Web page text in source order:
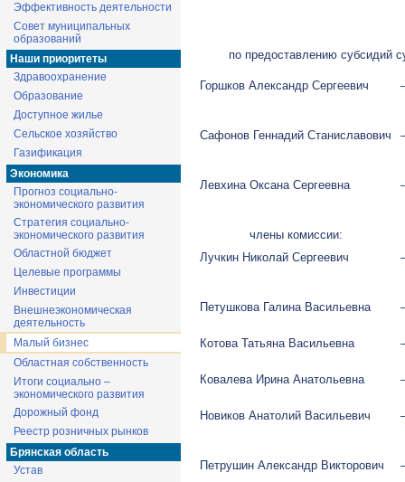
Эффективность деятельности
Совет муниципальных
образований
Наши приоритеты
Здравоохранение
Образование
Доступное жилье
Сельское хозяйство
Газификация
Экономика
Прогноз социально-
экономического развития
Стратегия социально-
экономического развития
Областной бюджет
Целевые программы
Инвестиции
Внешнеэкономическая
деятельность
Малый бизнес
Областная собственность
Итоги социально –
экономического развития
Дорожный фонд
Реестр розничных рынков
Брянская область
Устав
по предоставлению субсидий
Горшков Александр Сергеевич
Сафонов Геннадий Станиславович
Левхина Оксана Сергеевна
члены комиссии:
Лучкин Николай Сергеевич
Петушкова Галина Васильевна
Котова Татьяна Васильевна
Ковалева Ирина Анатольевна
Новиков Анатолий Васильевич
Петрушин Александр Викторович